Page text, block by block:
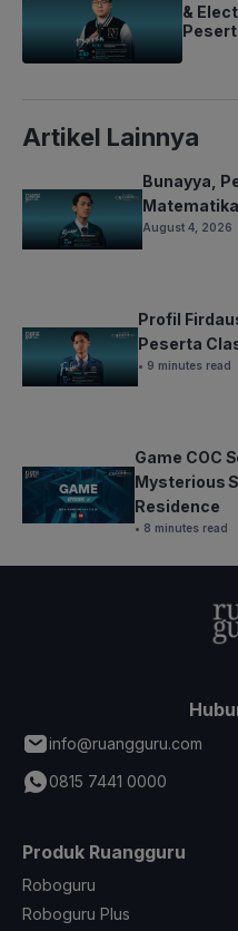
&
Artikel Lainnya
Bunayya,
August 4, 2026
Profil
Peserta
• 9 minutes read
Game COC
Mysterious
Residence
• 8 minutes read
info@ruangguru.com
0815 7441 0000
Produk Ruangguru
Roboguru
Roboguru Plus